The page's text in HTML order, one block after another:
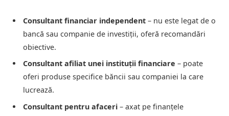
Consultant financiar independent – nu este legat de o
bancă sau companie de investiții, oferă recomandări
obiective.
Consultant afiliat unei instituții financiare – poate
oferi produse specifice băncii sau companiei la care
lucrează.
Consultant pentru afaceri – axat pe finanțele